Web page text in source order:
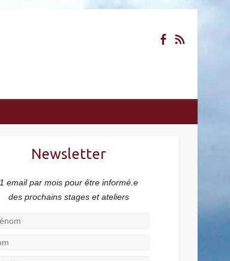
Newsletter
1 email par mois pour être informé.e
des prochains stages et ateliers